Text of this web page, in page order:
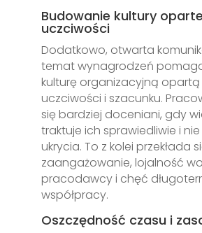
Budowanie kultury
uczciwości
Dodatkowo, otwarta
temat wynagrodzeń
kulturę organizacyjną
uczciwości i szacunku.
się bardziej doceniani, gdy
traktuje ich sprawiedliwie i
ukrycia. To z kolei przekłada
zaangażowanie, lojalność
pracodawcy i chęć
współpracy.
Oszczędność czasu i